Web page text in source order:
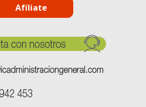
Afíliate